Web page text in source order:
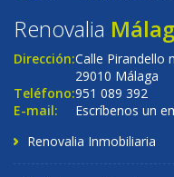
Renovalia
Dirección:Calle Pirandello
29010 Málaga
Teléfono:951 089 392
E-mail:
Escríbenos un
Renovalia Inmobiliaria